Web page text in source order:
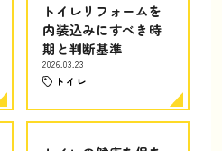
トイレリフォームを
内装込みにすべき時
期と判断基準
2026.03.23
トイレ